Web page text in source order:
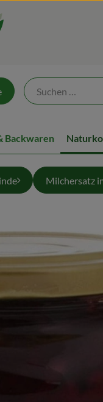
Backwaren
Milchersatz